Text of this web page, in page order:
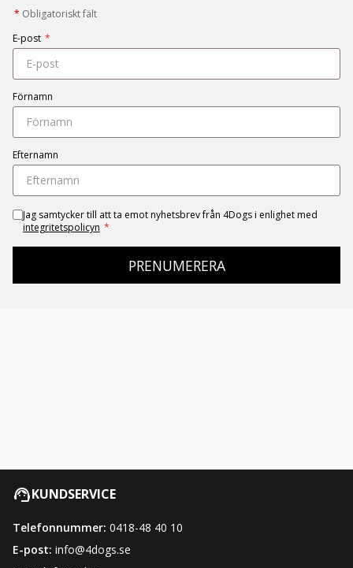
* Obligatoriskt fält
E-post *
Förnamn
Efternamn
Jag samtycker till att ta emot nyhetsbrev från 4Dogs i enlighet med
integritetspolicyn *
PRENUMERERA
KUNDSERVICE
Telefonnummer: 0418-48 40 10
E-post: info@4dogs.se